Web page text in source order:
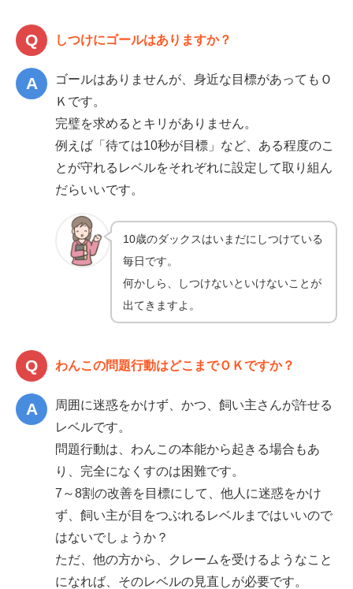
しつけにゴールはありますか？
ゴールはありませんが、身近な目標があってもＯ
Ｋです。
完璧を求めるとキリがありません。
例えば「待ては10秒が目標」など、ある程度のこ
とが守れるレベルをそれぞれに設定して取り組ん
だらいいです。
10歳のダックスはいまだにしつけている
毎日です。
何かしら、しつけないといけないことが
出てきますよ。
わんこの問題行動はどこまでＯＫですか？
周囲に迷惑をかけず、かつ、飼い主さんが許せる
レベルです。
問題行動は、わんこの本能から起きる場合もあ
り、完全になくすのは困難です。
7～8割の改善を目標にして、他人に迷惑をかけ
ず、飼い主が目をつぶれるレベルまではいいので
はないでしょうか？
ただ、他の方から、クレームを受けるようなこと
になれば、そのレベルの見直しが必要です。